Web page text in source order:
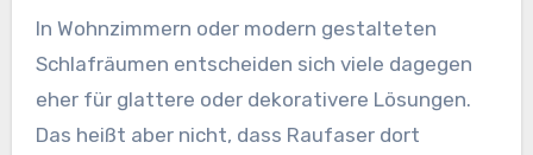
In Wohnzimmern oder modern gestalteten
Schlafräumen entscheiden sich viele dagegen
eher für glattere oder dekorativere Lösungen.
Das heißt aber nicht, dass Raufaser dort